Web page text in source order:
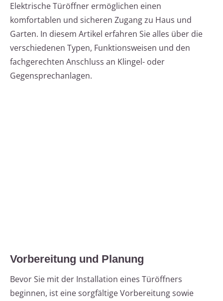
Elektrische Türöffner ermöglichen einen
komfortablen und sicheren Zugang zu Haus und
Garten. In diesem Artikel erfahren Sie alles über die
verschiedenen Typen, Funktionsweisen und den
fachgerechten Anschluss an Klingel- oder
Gegensprechanlagen.
Vorbereitung und Planung
Bevor Sie mit der Installation eines Türöffners
beginnen, ist eine sorgfältige Vorbereitung sowie